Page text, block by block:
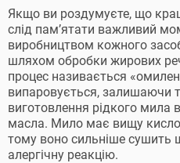
Якщо ви роздумуєте, що
слід пам’ятати важливий
виробництвом кожного
шляхом обробки жирових
процес називається
випаровується,
виготовлення рідкого мила
масла. Мило має вищу
тому воно сильніше сушить
алергічну реакцію.